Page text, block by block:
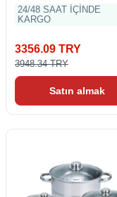
24/48 SAAT İÇİNDE
KARGO
3356.09 TRY
3948.34 TRY
Satın almak